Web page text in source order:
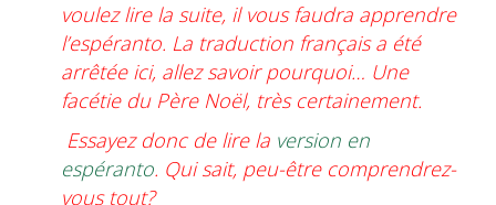
voulez lire la suite, il vous faudra apprendre
l’espéranto. La traduction français a été
arrêtée ici, allez savoir pourquoi… Une
facétie du Père Noël, très certainement.
Essayez donc de lire la version en
espéranto. Qui sait, peu-être comprendrez-
vous tout?